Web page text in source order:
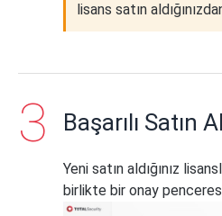
lisans satın
Başarılı Satın
Yeni satın aldığınız
birlikte bir onay